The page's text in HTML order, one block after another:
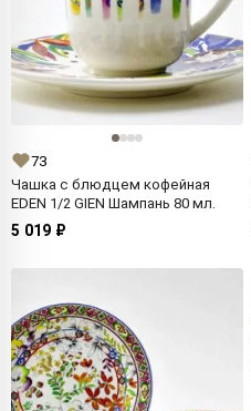
73
Чашка с блюдцем кофейная
EDEN 1/2 GIEN Шампань 80 мл.
5 019 ₽